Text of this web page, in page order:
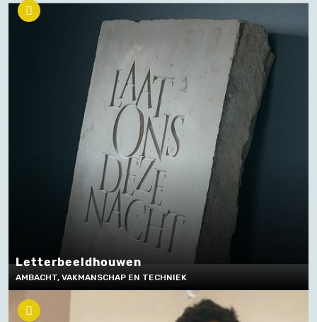
Letterbeeldhouwen
AMBACHT, VAKMANSCHAP EN TECHNIEK